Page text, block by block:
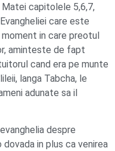
capitolele 5,6,7,
care este
in care preotul
aminteste de fapt
cand era pe munte
langa Tabcha, le
adunate sa il
despre
in plus ca venirea